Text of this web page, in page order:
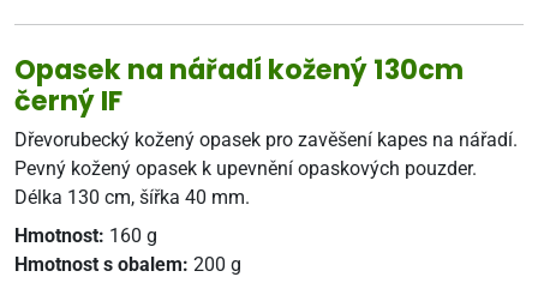
Opasek na nářadí kožený 130cm
černý IF
Dřevorubecký kožený opasek pro zavěšení kapes na nářadí.
Pevný kožený opasek k upevnění opaskových pouzder.
Délka 130 cm, šířka 40 mm.
Hmotnost: 160 g
Hmotnost s obalem: 200 g